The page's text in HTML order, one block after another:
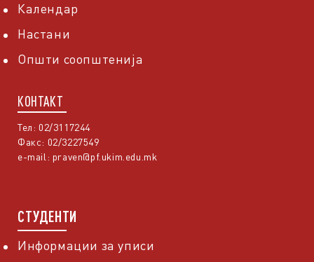
Календар
Настани
Општи соопштенија
КОНТАКТ
Тел: 02/3117244
Факс: 02/3227549
e-mail: praven@pf.ukim.edu.mk
СТУДЕНТИ
Информации за уписи